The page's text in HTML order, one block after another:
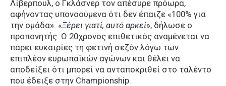
Λίβερπουλ, ο Γκλάσνερ τον απέσυρε πρόωρα,
αφήνοντας υπονοούμενα ότι δεν έπαιζε «100% για
την ομάδα». «Ξέρει γιατί, αυτό αρκεί», δήλωσε ο
προπονητής. Ο 20χρονος επιθετικός αναμένεται να
πάρει ευκαιρίες τη φετινή σεζόν λόγω των
επιπλέον ευρωπαϊκών αγώνων και θέλει να
αποδείξει ότι μπορεί να ανταποκριθεί στο ταλέντο
που έδειξε στην Championship.